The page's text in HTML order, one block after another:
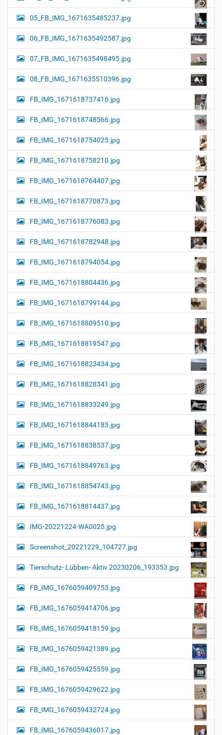
05_FB_IMG_1671635485237.jpg
06_FB_IMG_1671635492587.jpg
07_FB_IMG_1671635498495.jpg
08_FB_IMG_1671635510396.jpg
FB_IMG_1671618737416.jpg
FB_IMG_1671618748566.jpg
FB_IMG_1671618754025.jpg
FB_IMG_1671618758210.jpg
FB_IMG_1671618764407.jpg
FB_IMG_1671618770873.jpg
FB_IMG_1671618776083.jpg
FB_IMG_1671618782948.jpg
FB_IMG_1671618794054.jpg
FB_IMG_1671618804436.jpg
FB_IMG_1671618799144.jpg
FB_IMG_1671618809510.jpg
FB_IMG_1671618819547.jpg
FB_IMG_1671618823434.jpg
FB_IMG_1671618828341.jpg
FB_IMG_1671618833249.jpg
FB_IMG_1671618844183.jpg
FB_IMG_1671618838537.jpg
FB_IMG_1671618849763.jpg
FB_IMG_1671618854743.jpg
FB_IMG_1671618814437.jpg
IMG-20221224-WA0025.jpg
Screenshot_20221229_104727.jpg
Tierschutz- Lübben- Aktiv 20230206_193353.jpg
FB_IMG_1676059409753.jpg
FB_IMG_1676059414706.jpg
FB_IMG_1676059418159.jpg
FB_IMG_1676059421389.jpg
FB_IMG_1676059425559.jpg
FB_IMG_1676059429622.jpg
FB_IMG_1676059432724.jpg
FB_IMG_1676059436017.jpg